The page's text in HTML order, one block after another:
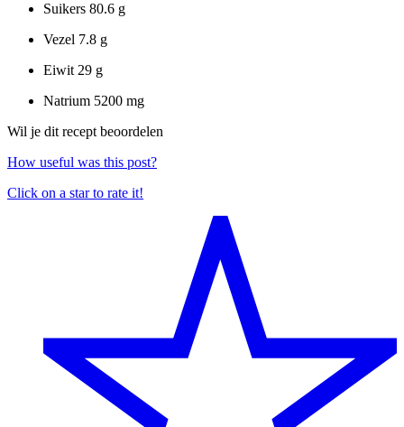
Suikers 80.6 g
Vezel 7.8 g
Eiwit29 g
Natrium 5200 mg
Wil je dit recept beoordelen
How useful was this post?
Click on a star to rate it!